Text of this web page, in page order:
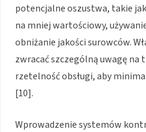
potencjalne oszustwa, takie
na mniej wartościowy,
obniżanie jakości surowców.
zwracać szczególną uwagę na
rzetelność obsługi, aby
[10].
Wprowadzenie systemów